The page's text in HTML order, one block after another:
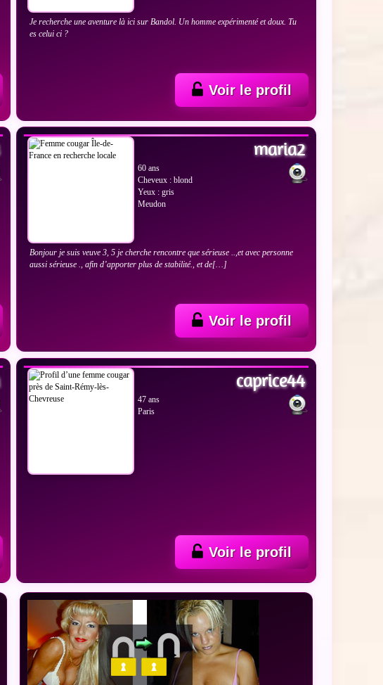
Je recherche une aventure là ici sur Bandol. Un homme expérimenté et doux. Tu
es celui ci ?
Voir le profil
maria2
60 ans
Cheveux : blond
Yeux : gris
Meudon
Bonjour je suis veuve 3, 5 je cherche rencontre que sérieuse ..,et avec personne
aussi sérieuse ., afin d’apporter plus de stabilité., et de[…]
Voir le profil
VOIR LES PHOTOS
caprice44
47 ans
Paris
Voir le profil